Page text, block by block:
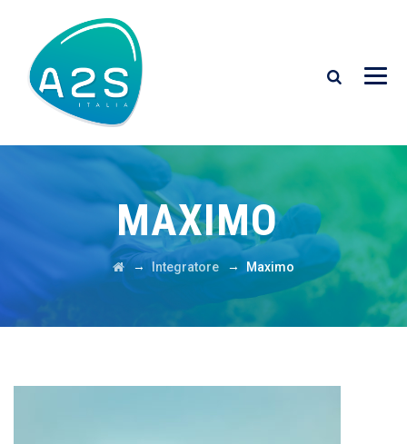
MAXIMO
→ Integratore → Maximo